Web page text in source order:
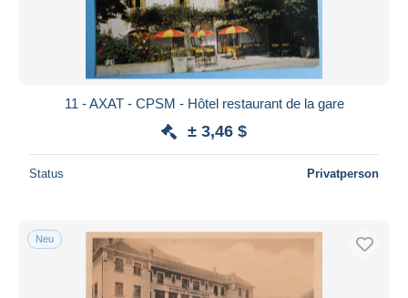
11 - AXAT - CPSM - Hôtel restaurant de la gare
± 3,46 $
Status Privatperson
Neu